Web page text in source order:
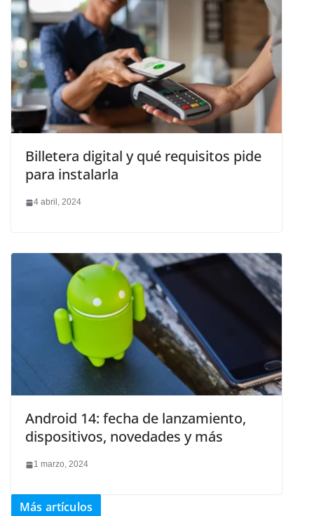
Billetera digital y qué requisitos pide
para instalarla
4 abril, 2024
Android 14: fecha de lanzamiento,
dispositivos, novedades y más
1 marzo, 2024
Más artículos